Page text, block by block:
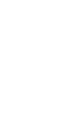
义
公正